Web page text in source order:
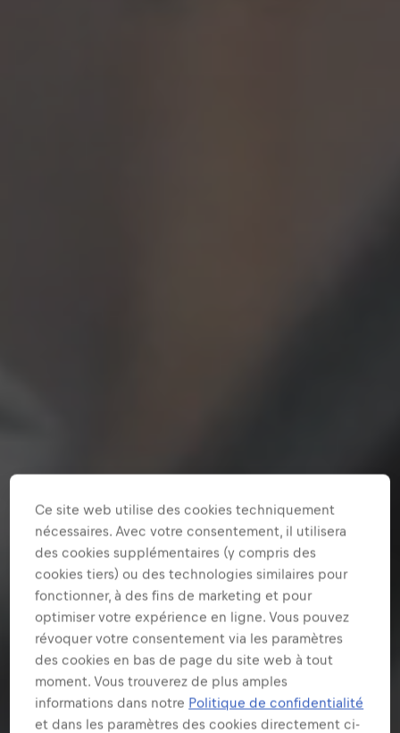
Ce site web utilise des cookies techniquement
nécessaires. Avec votre consentement, il utilisera
des cookies supplémentaires (y compris des
cookies tiers) ou des technologies similaires pour
fonctionner, à des fins de marketing et pour
optimiser votre expérience en ligne. Vous pouvez
révoquer votre consentement via les paramètres
des cookies en bas de page du site web à tout
moment. Vous trouverez de plus amples
informations dans notre Politique de confidentialité
et dans les paramètres des cookies directement ci-